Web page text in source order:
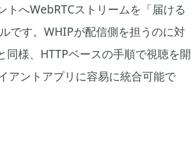
へWebRTCストリームを「届ける
です。WHIPが配信側を担うのに対
同様、HTTPベースの手順で視聴を開
アントアプリに容易に統合可能で